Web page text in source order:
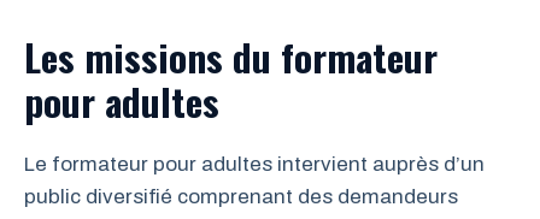
Les missions du formateur
pour adultes
Le formateur pour adultes intervient auprès d’un
public diversifié comprenant des demandeurs